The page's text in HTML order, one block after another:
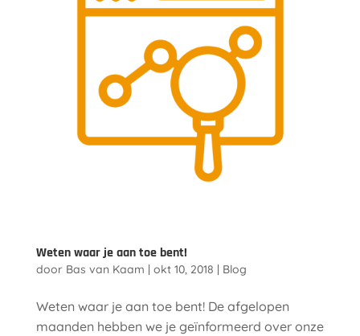
Weten waar je aan toe bent!
door Bas van Kaam okt 10, 2018 Blog
Weten waar je aan toe bent! De afgelopen
maanden hebben we je geïnformeerd over onze